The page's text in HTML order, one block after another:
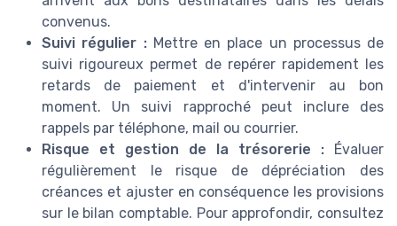
convenus.
Suivi régulier :Mettre en place un processus de
suivi rigoureux permet de repérer rapidement les
retards de paiement et d'intervenir au bon
moment. Un suivi rapproché peut inclure des
rappels par téléphone, mail ou courrier.
Risque et gestion de la trésorerie : Évaluer
régulièrement le risque de dépréciation des
créances et ajuster en conséquence les provisions
sur le bilan comptable. Pour approfondir, consultez